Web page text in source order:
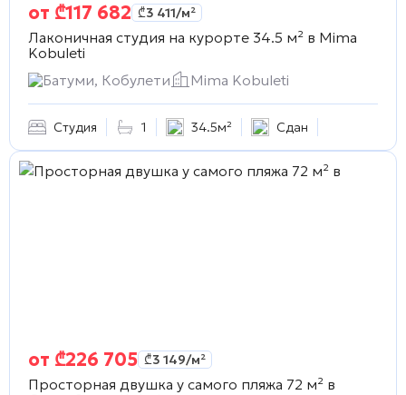
от ₾117 682 ₾3 411/м²
Лаконичная студия на курорте 34.5 м² в Mima
Kobuleti
Батуми, Кобулети
Mima Kobuleti
Студия 1 34.5м² Сдан
от ₾226 705 ₾3 149/м²
Просторная двушка у самого пляжа 72 м² в